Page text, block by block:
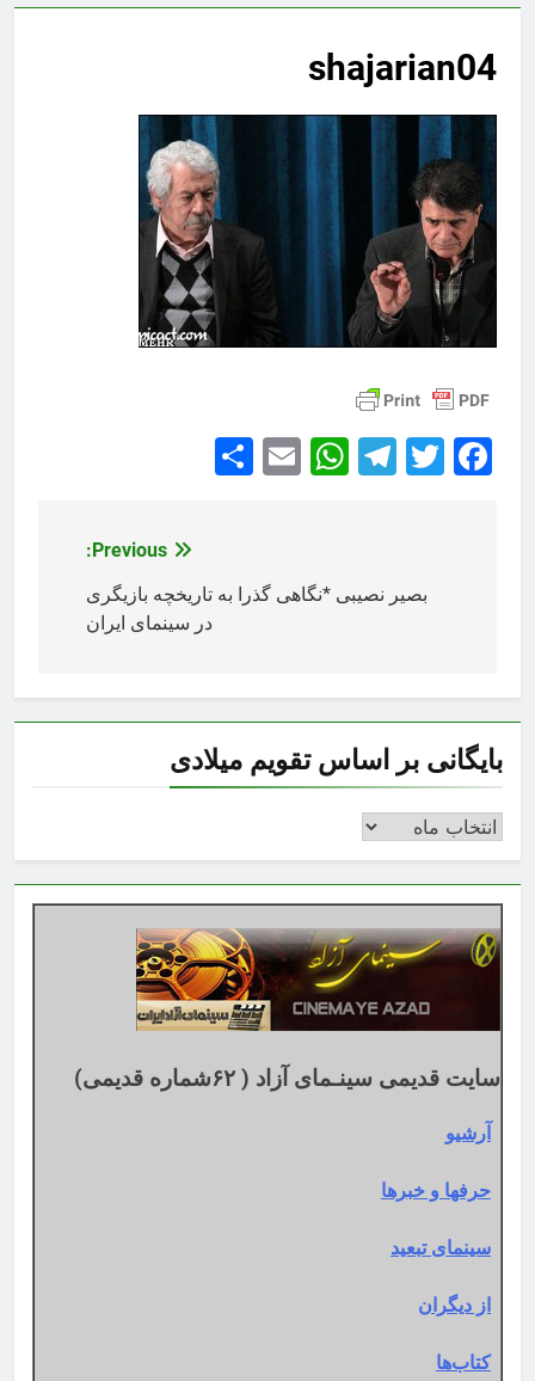
shajarian04
Facebook
Twitter
Telegram
WhatsApp
Email
نوشته
Previous:
بصیر نصیبی *نگاهی گذرا به تاریخچه بازیگری
در سینمای ایران
بایگانی بر اساس تقویم میلادی
بایگانی
اساس
تقویم
میلادی
سایت قدیمی سینـمای آزاد ( ۶۲شماره قدیمی)
آرشیو
حرفها و خبرها
سینمای تبعید
از دیگران
کتاب‌ها